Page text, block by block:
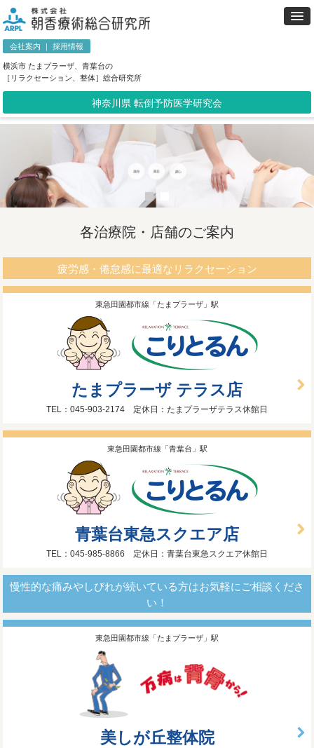
会社案内 ｜採用情報
横浜市 たまプラーザ、青葉台の
［リラクセーション、整体］総合研究所
神奈川県 転倒予防医学研究会
各治療院・店舗のご案内
疲労感・倦怠感に最適なリラクセーション
東急田園都市線「たまプラーザ」駅
たまプラーザ テラス店
TEL：045-903-2174 定休日：たまプラーザテラス休館日
東急田園都市線「青葉台」駅
青葉台東急スクエア店
TEL：045-985-8866 定休日：青葉台東急スクエア休館日
慢性的な痛みやしびれが続いている方はお気軽にご相談くださ
い！
東急田園都市線「たまプラーザ」駅
美しが丘整体院